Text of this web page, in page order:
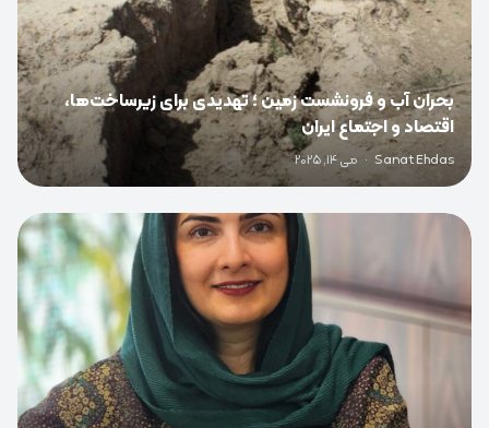
بحران آب و فرونشست زمین ؛ تهدیدی برای زیرساخت‌ها،
اقتصاد و اجتماع ایران
Sanat Ehdas
· می 14, 2025